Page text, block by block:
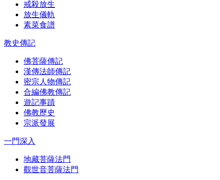
戒殺放生
放生儀軌
素菜食譜
教史傳記
佛菩薩傳記
漢傳法師傳記
密宗人物傳記
合編佛教傳記
遊記事蹟
佛教歷史
宗派發展
一門深入
地藏菩薩法門
觀世音菩薩法門